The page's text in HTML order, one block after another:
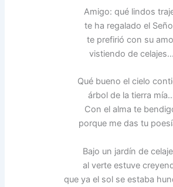
Amigo: qué lindos
te ha regalado el
te prefirió con su
vistiendo de celajes…
Qué bueno el cielo
árbol de la tierra
Con el alma te
porque me das tu
Bajo un jardín de
al verte estuve
que ya el sol se estaba